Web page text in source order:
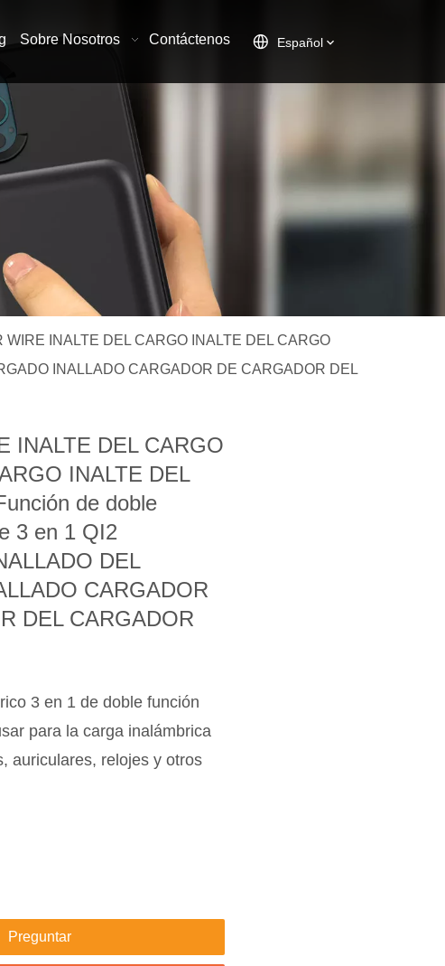
Sobre Nosotros Contáctenos Español
WIRE INALTE DEL CARGO INALTE DEL CARGO
INALLADO CARGADOR DE CARGADOR DEL
INALTE DEL CARGO
INALTE DEL
de doble
3 en 1 QI2
DEL
CARGADOR
DEL CARGADOR
3 en 1 de doble función
para la carga inalámbrica
auriculares, relojes y otros
Preguntar